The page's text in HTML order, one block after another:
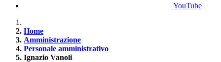
YouTube
Home
Amministrazione
Personale amministrativo
Ignazio Vanoli